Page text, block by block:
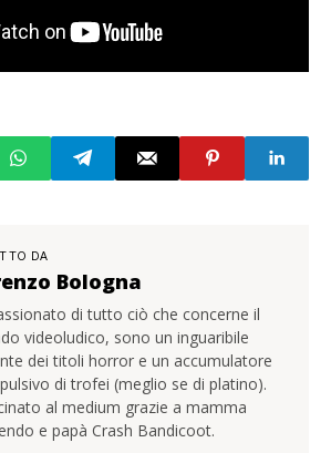
DA
Bologna
di tutto ciò che concerne il
videoludico, sono un inguaribile
dei titoli horror e un accumulatore
di trofei (meglio se di platino).
al medium grazie a mamma
e papà Crash Bandicoot.